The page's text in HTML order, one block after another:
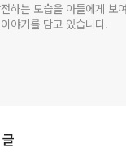
하는 모습을 아들에게 보
야기를 담고 있습니다.